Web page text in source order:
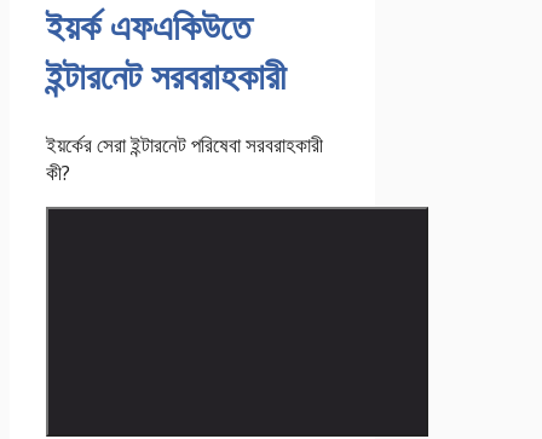
ইয়র্ক এফএকিউতে
ইন্টারনেট সরবরাহকারী
ইয়র্কের সেরা ইন্টারনেট পরিষেবা সরবরাহকারী
কী?